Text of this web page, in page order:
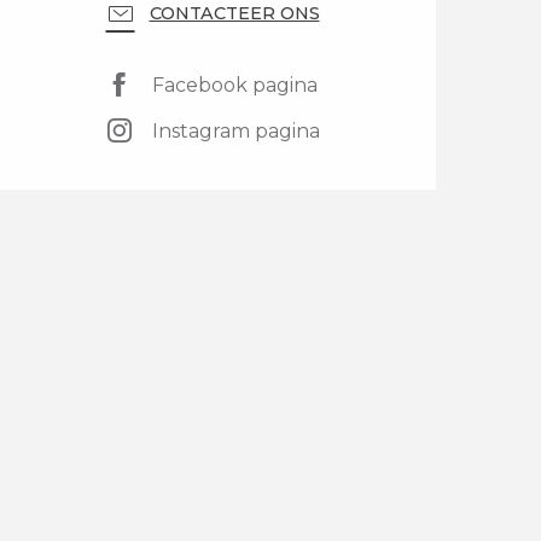
CONTACTEER ONS
Facebook pagina
Instagram pagina